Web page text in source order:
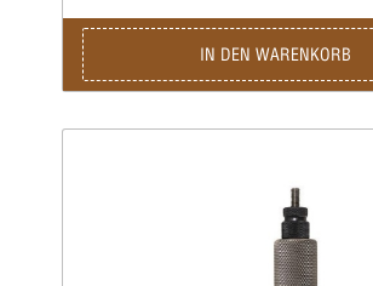
IN DEN WARENKORB